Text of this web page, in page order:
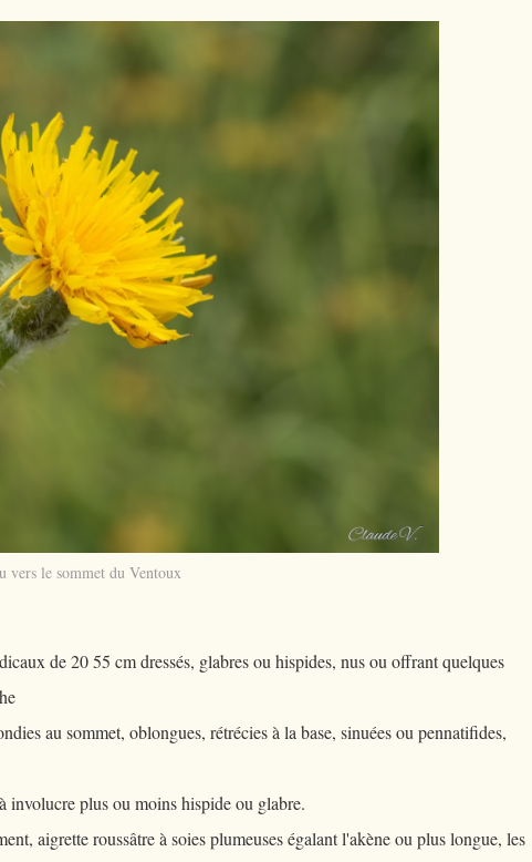
vers le sommet du Ventoux
de 20 55 cm dressés, glabres ou hispides, nus ou offrant quelques
au sommet, oblongues, rétrécies à la base, sinuées ou pennatifides,
involucre plus ou moins hispide ou glabre.
aigrette roussâtre à soies plumeuses égalant l'akène ou plus longue, les